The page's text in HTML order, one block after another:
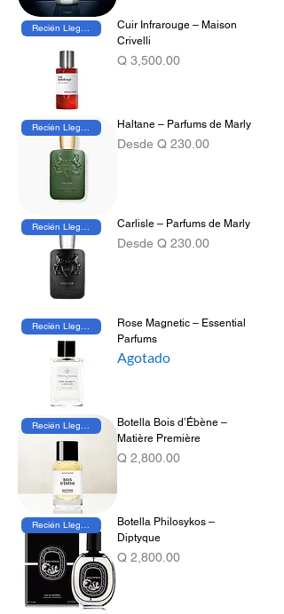
Recién Llegado
Cuir Infrarouge – Maison
Crivelli
Precio
Q 3,500.00
Recién Llegado Haltane – Parfums de Marly
Desde Q 230.00
Precio de oferta
Recién Llegado Carlisle – Parfums de Marly
Desde Q 230.00
Precio de oferta
Recién Llegado
Rose Magnetic – Essential
Parfums
Agotado
Recién Llegado
Botella Bois d’Ébène –
Matière Première
Precio
Q 2,800.00
Recién Llegado
Botella Philosykos –
Diptyque
Precio
Q 2,800.00